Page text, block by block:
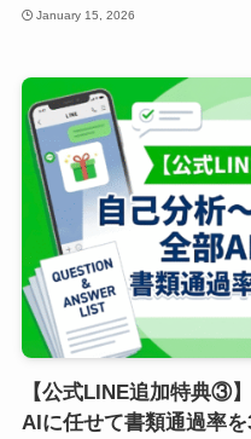
January 15, 2026
【公式LINE追加特典③
AIに任せて書類通過率